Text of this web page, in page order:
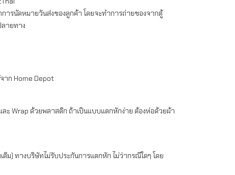
ารนัดหมายวันส่งของลูกค้า โดยจะทำการถ่ายของจากตู้
ายทาง
าก Home Depot
ะ Wrap ด้วยพลาสติก ถ้าเป็นแบบแตกหักง่าย ต้องห่อด้วยผ้า
ม) ทางบริษัทไม่รับประกันการแตกหัก ไม่ว่ากรณีใดๆ โดย